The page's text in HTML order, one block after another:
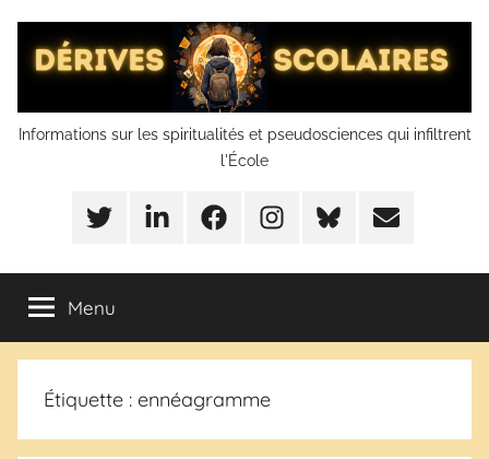
contenu
Dérives
scolaires
Informations sur les spiritualités et pseudosciences qui infiltrent
l'École
Twitter LinkedInFacebookInstagramBlueSkyMail
Menu
Étiquette : ennéagramme